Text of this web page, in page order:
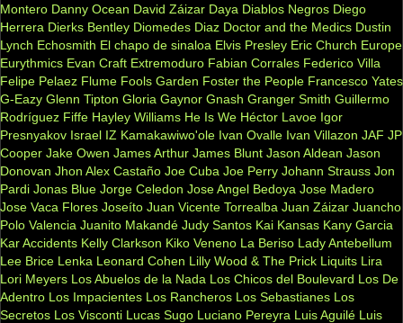
Montero Danny Ocean David Záizar Daya Diablos Negros Diego
Herrera Dierks Bentley Diomedes Diaz Doctor and the Medics Dustin
Lynch Echosmith El chapo de sinaloa Elvis Presley Eric Church Europe
Eurythmics Evan Craft Extremoduro Fabian Corrales Federico Villa
Felipe Pelaez Flume Fools Garden Foster the People Francesco Yates
G-Eazy Glenn Tipton Gloria Gaynor Gnash Granger Smith Guillermo
Rodríguez Fiffe Hayley Williams He Is We Héctor Lavoe Igor
Presnyakov Israel IZ Kamakawiwo'ole Ivan Ovalle Ivan Villazon JAF JP
Cooper Jake Owen James Arthur James Blunt Jason Aldean Jason
Donovan Jhon Alex Castaño Joe Cuba Joe Perry Johann Strauss Jon
Pardi Jonas Blue Jorge Celedon Jose Angel Bedoya Jose Madero
Jose Vaca Flores Joseíto Juan Vicente Torrealba Juan Záizar Juancho
Polo Valencia Juanito Makandé Judy Santos Kai Kansas Kany Garcia
Kar Accidents Kelly Clarkson Kiko Veneno La Beriso Lady Antebellum
Lee Brice Lenka Leonard Cohen Lilly Wood & The Prick Liquits Lira
Lori Meyers Los Abuelos de la Nada Los Chicos del Boulevard Los De
Adentro Los Impacientes Los Rancheros Los Sebastianes Los
Secretos Los Visconti Lucas Sugo Luciano Pereyra Luis Aguilé Luis